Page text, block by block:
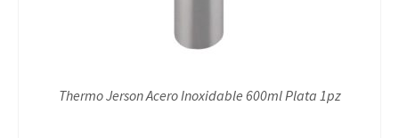
Thermo Jerson Acero Inoxidable 600ml Plata 1pz